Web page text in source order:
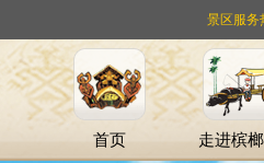
景区服务
首页 走进槟